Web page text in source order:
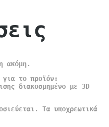
ακόμη.
για το προϊόν:
διακοσμημένο με 3D
Τα υποχρεωτικά